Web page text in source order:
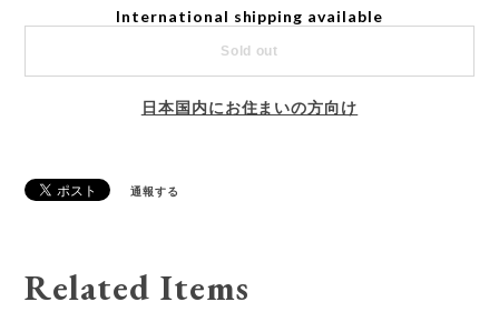
International shipping available
Sold out
日本国内にお住まいの方向け
通報する
Related Items